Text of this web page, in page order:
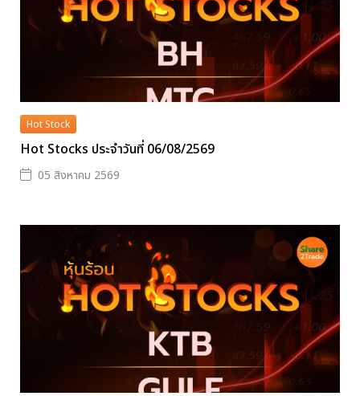
Hot Stock
Hot Stocks ประจำวันที่ 06/08/2569
05 สิงหาคม 2569